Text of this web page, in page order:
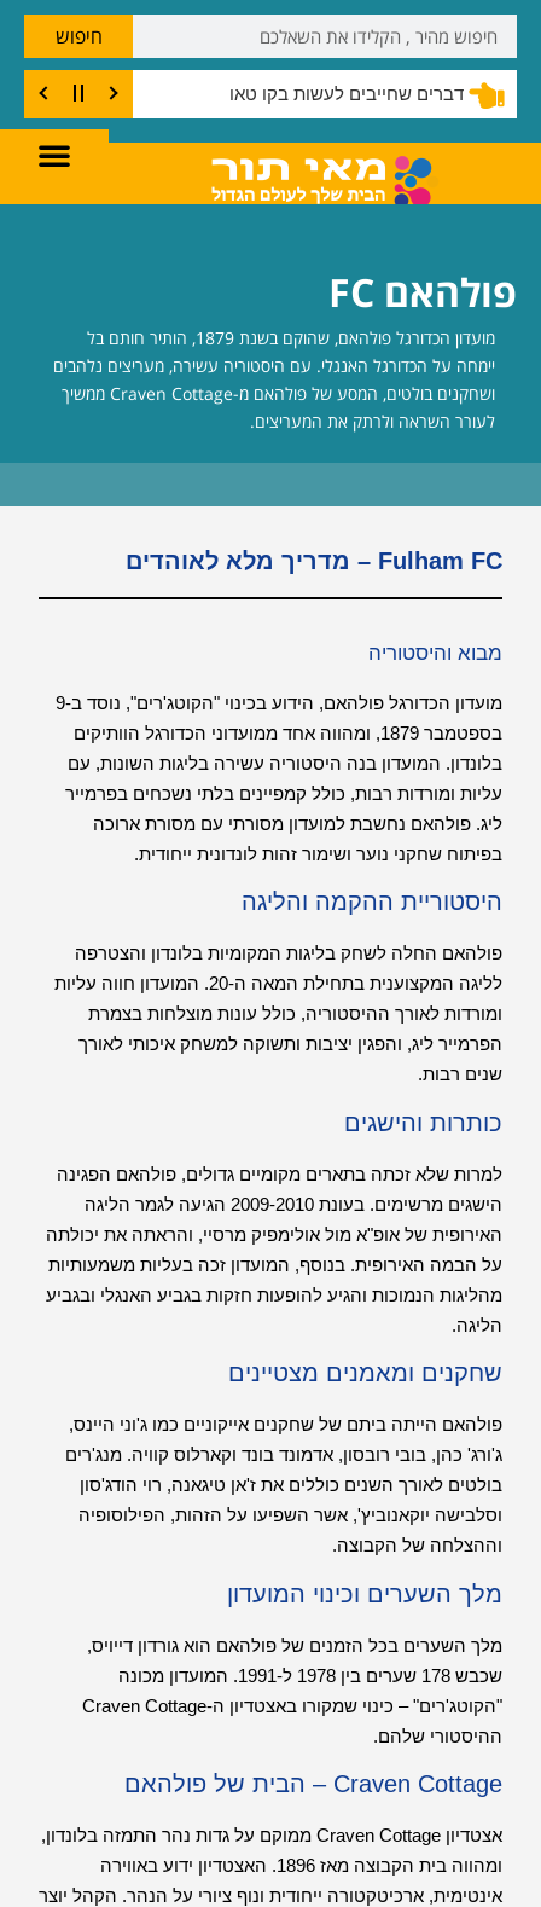
דברים שחייבים לעשות בקו טאו
חיפוש
פולהאם FC
מועדון הכדורגל פולהאם, שהוקם בשנת 1879, הותיר חותם בל
יימחה על הכדורגל האנגלי. עם היסטוריה עשירה, מעריצים נלהבים
ושחקנים בולטים, המסע של פולהאם מ-Craven Cottage ממשיך
לעורר השראה ולרתק את המעריצים.
Fulham FC – מדריך מלא לאוהדים
מבוא והיסטוריה
מועדון הכדורגל פולהאם, הידוע בכינוי "הקוטג'רים", נוסד ב-9
בספטמבר 1879, ומהווה אחד ממועדוני הכדורגל הוותיקים
בלונדון. המועדון בנה היסטוריה עשירה בליגות השונות, עם
עליות ומורדות רבות, כולל קמפיינים בלתי נשכחים בפרמייר
ליג. פולהאם נחשבת למועדון מסורתי עם מסורת ארוכה
בפיתוח שחקני נוער ושימור זהות לונדונית ייחודית.
היסטוריית ההקמה והליגה
פולהאם החלה לשחק בליגות המקומיות בלונדון והצטרפה
לליגה המקצוענית בתחילת המאה ה-20. המועדון חווה עליות
ומורדות לאורך ההיסטוריה, כולל עונות מוצלחות בצמרת
הפרמייר ליג, והפגין יציבות ותשוקה למשחק איכותי לאורך
שנים רבות.
כותרות והישגים
למרות שלא זכתה בתארים מקומיים גדולים, פולהאם הפגינה
הישגים מרשימים. בעונת 2009-2010 הגיעה לגמר הליגה
האירופית של אופ"א מול אולימפיק מרסיי, והראתה את יכולתה
על הבמה האירופית. בנוסף, המועדון זכה בעליות משמעותיות
מהליגות הנמוכות והגיע להופעות חזקות בגביע האנגלי ובגביע
הליגה.
שחקנים ומאמנים מצטיינים
פולהאם הייתה ביתם של שחקנים אייקוניים כמו ג'וני היינס,
ג'ורג' כהן, בובי רובסון, אדמונד בונד וקארלוס קוויה. מנג'רים
בולטים לאורך השנים כוללים את ז'אן טיגאנה, רוי הודג'סון
וסלבישה יוקאנוביץ', אשר השפיעו על הזהות, הפילוסופיה
וההצלחה של הקבוצה.
מלך השערים וכינוי המועדון
מלך השערים בכל הזמנים של פולהאם הוא גורדון דייויס,
שכבש 178 שערים בין 1978 ל-1991. המועדון מכונה
"הקוטג'רים" – כינוי שמקורו באצטדיון ה-Craven Cottage
ההיסטורי שלהם.
Craven Cottage – הבית של פולהאם
אצטדיון Craven Cottage ממוקם על גדות נהר התמזה בלונדון,
ומהווה בית הקבוצה מאז 1896. האצטדיון ידוע באווירה
אינטימית, ארכיטקטורה ייחודית ונוף ציורי על הנהר. הקהל יוצר